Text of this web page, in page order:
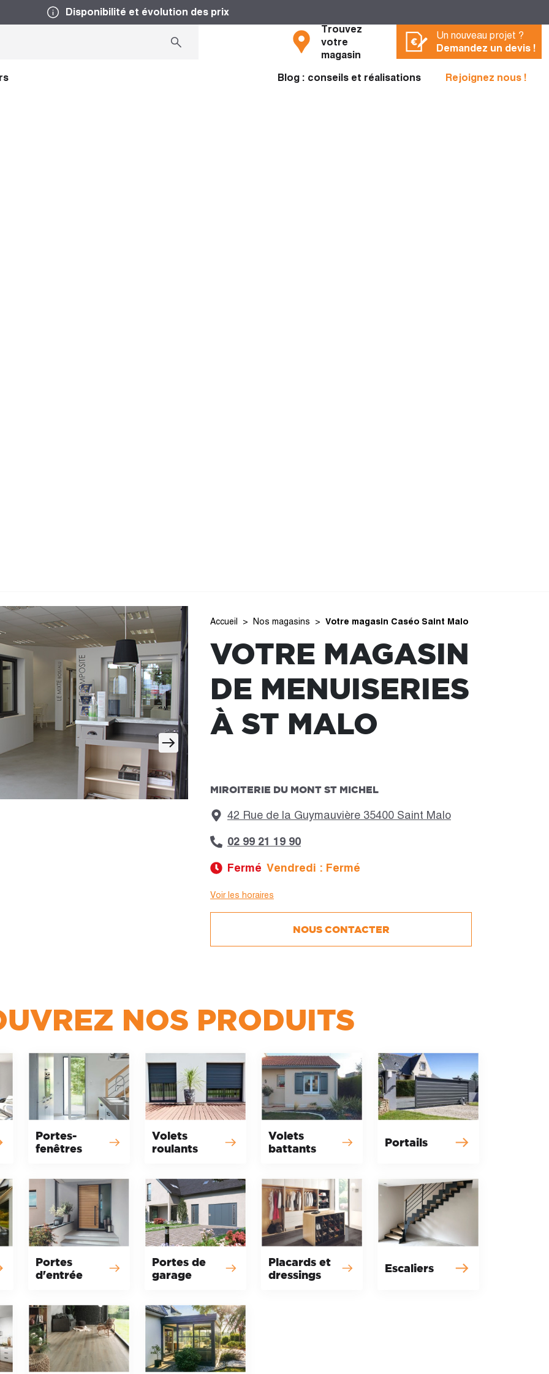
Disponibilité et évolution des prix
Trouvez
votre
magasin
Un nouveau projet ?
Demandez un devis !
Blog : conseils et réalisations Rejoignez nous !
Accueil Nos magasins Votre magasin Caséo Saint Malo
VOTRE MAGASIN
DE MENUISERIES
À ST MALO
MIROITERIE DU MONT ST MICHEL
42 Rue de la Guymauvière 35400 Saint Malo
02 99 21 19 90
Fermé Vendredi : Fermé
Voir les horaires
Jour :
Horaires :
Fermé
Mardi
Fermé
Samedi
Fermé
Dimanche
Fermé
NOUS CONTACTER
NOS PRODUITS
Portes-
fenêtres
Volets
roulants
Volets
battants
Portails
Portes
d'entrée
Portes de
garage
Placards et
dressings
Escaliers